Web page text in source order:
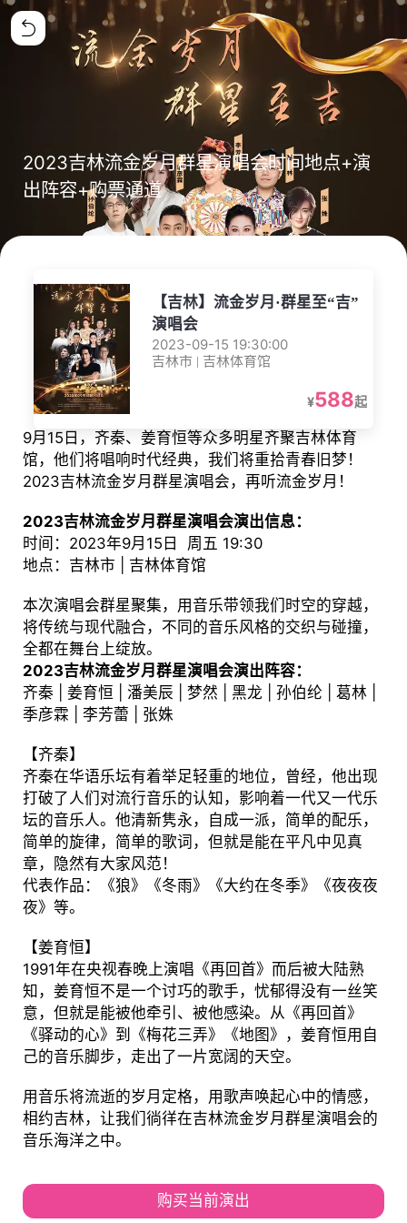
2023吉林流金岁月群星演唱会时间地点+演
出阵容+购票通道
【吉林】流金岁月·群星至“吉”
演唱会
2023-09-15 19:30:00
吉林市 | 吉林体育馆
¥588起
9月15日，齐秦、姜育恒等众多明星齐聚吉林体育
馆，他们将唱响时代经典，我们将重拾青春旧梦！
2023吉林流金岁月群星演唱会，再听流金岁月！
2023吉林流金岁月群星演唱会演出信息：
时间：2023年9月15日 周五 19:30
地点：吉林市 | 吉林体育馆
本次演唱会群星聚集，用音乐带领我们时空的穿越，
将传统与现代融合，不同的音乐风格的交织与碰撞，
全都在舞台上绽放。
2023吉林流金岁月群星演唱会演出阵容：
齐秦 | 姜育恒 | 潘美辰 | 梦然 | 黑龙 | 孙伯纶 | 葛林 |
季彦霖 | 李芳蕾 | 张姝
【齐秦】
齐秦在华语乐坛有着举足轻重的地位，曾经，他出现
打破了人们对流行音乐的认知，影响着一代又一代乐
坛的音乐人。他清新隽永，自成一派，简单的配乐，
简单的旋律，简单的歌词，但就是能在平凡中见真
章，隐然有大家风范！
代表作品：《狼》《冬雨》《大约在冬季》《夜夜夜
夜》等。
【姜育恒】
1991年在央视春晚上演唱《再回首》而后被大陆熟
知，姜育恒不是一个讨巧的歌手，忧郁得没有一丝笑
意，但就是能被他牵引、被他感染。从《再回首》
《驿动的心》到《梅花三弄》《地图》，姜育恒用自
己的音乐脚步，走出了一片宽阔的天空。
用音乐将流逝的岁月定格，用歌声唤起心中的情感，
相约吉林，让我们徜徉在吉林流金岁月群星演唱会的
音乐海洋之中。
购买当前演出